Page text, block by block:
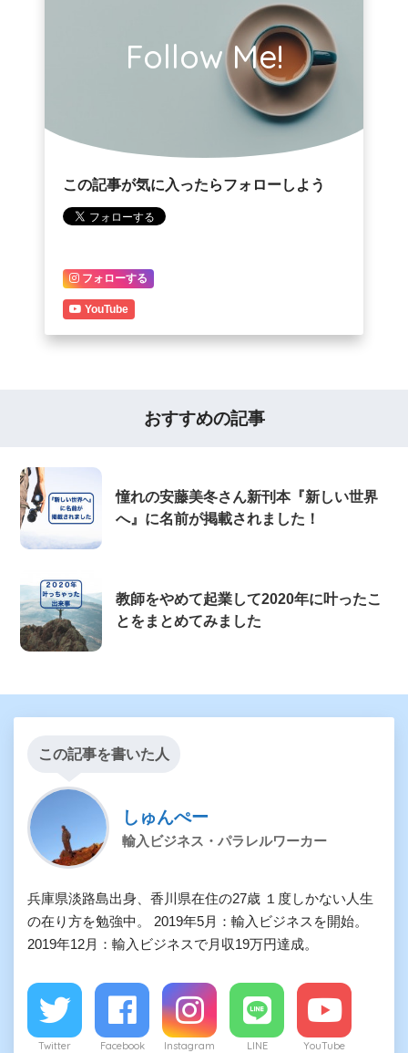
Follow Me!
この記事が気に入ったらフォローしよう
フォローする
YouTube
おすすめの記事
憧れの安藤美冬さん新刊本『新しい世界
へ』に名前が掲載されました！
教師をやめて起業して2020年に叶ったこ
とをまとめてみました
この記事を書いた人
しゅんぺー
輸入ビジネス・パラレルワーカー
兵庫県淡路島出身、香川県在住の27歳 １度しかない人生
の在り方を勉強中。 2019年5月：輸入ビジネスを開始。
2019年12月：輸入ビジネスで月収19万円達成。
Twitter Facebook Instagram LINE YouTube